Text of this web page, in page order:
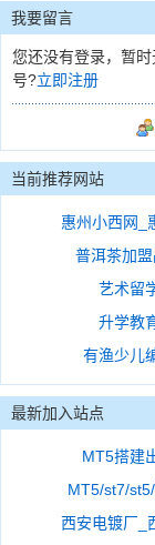
我要留言
您还没有登录，暂
号?立即注册
当前推荐网站
惠州小西网_
普洱茶加
艺术留
升学教
有渔少儿
最新加入站点
MT5搭建
MT5/st7/st5/
西安电镀厂_